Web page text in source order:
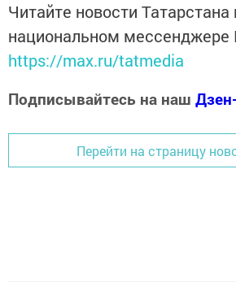
Читайте новости Татарстана
национальном мессенджере
https://max.ru/tatmedia
Подписывайтесь на наш
Перейти на страницу